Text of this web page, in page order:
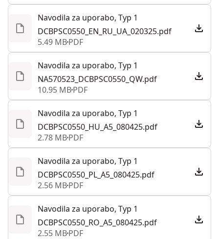
Navodila za uporabo, Typ 1
DCBPSC0550_EN_RU_UA_020325.pdf
5.49 MBPDF
Navodila za uporabo, Typ 1
NA570523_DCBPSC0550_QW.pdf
10.95 MBPDF
Navodila za uporabo, Typ 1
DCBPSC0550_HU_A5_080425.pdf
2.78 MBPDF
Navodila za uporabo, Typ 1
DCBPSC0550_PL_A5_080425.pdf
2.56 MBPDF
Navodila za uporabo, Typ 1
DCBPSC0550_RO_A5_080425.pdf
2.55 MBPDF